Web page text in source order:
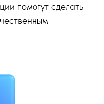
помогут сделать